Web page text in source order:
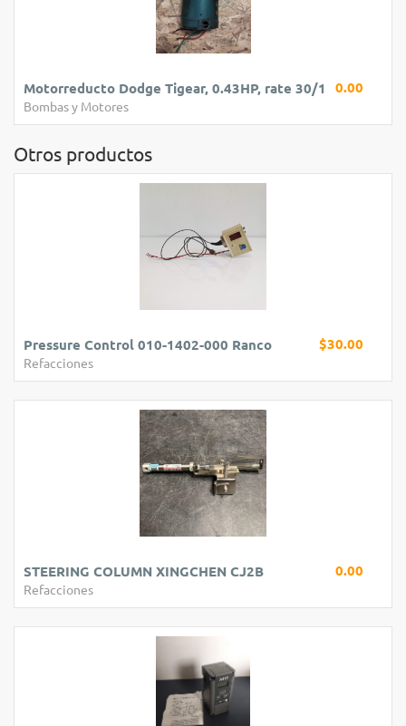
0.00
Motorreducto Dodge Tigear, 0.43HP, rate 30/1
Bombas y Motores
Otros productos
$30.00
Pressure Control 010-1402-000 Ranco
Refacciones
0.00
STEERING COLUMN XINGCHEN CJ2B
Refacciones